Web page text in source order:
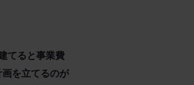
てると事業費
を立てるのが